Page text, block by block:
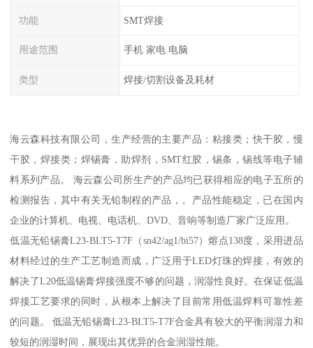
功能 SMT焊接
用途范围 手机 家电 电脑
类型 焊接/切割设备及耗材
海云森科技有限公司，生产经营的主要产品：粘接类；快干胶，慢
干胶，焊接类；焊锡膏，助焊剂，SMT红胶，锡条，锡线等电子辅
料系列产品。 海云森公司所生产的产品均已获得相应的电子五所的
检测报告，其中有关无铅制程的产品，。产品性能稳定，已在国内
企业的计算机、电视、电话机、DVD、音响等制造厂家广泛应用。
低温无铅锡膏L23-BLT5-T7F（sn42/ag1/bi57）熔点138度，采用进品
材料经过的生产工艺制造而成，广泛用于LED灯珠的焊接，有效的
解决了L20低温锡膏焊接强度不够的问题，润湿性良好。在保证低温
焊接工艺要求的同时，从根本上解决了目前常用低温焊料可靠性差
的问题。 低温无铅锡膏L23-BLT5-T7F合金具有较大的平衡润湿力和
较短的润湿时间，展现出其优异的合金润湿性能。